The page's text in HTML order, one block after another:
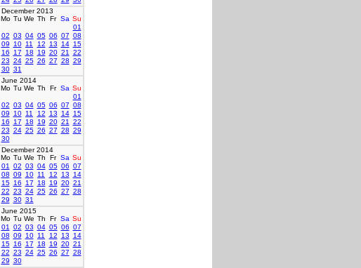
December 2013
Mo Tu We Th Fr Sa Su
01
02 03 04 05 06 07 08
09
10 11 12 13 14 15
16
17 18 19 20 21
22
23 24 25 26 27 28 29
30 31
June 2014
Mo Tu We Th Fr Sa Su
01
02 03 04 05 06 07 08
09
10 11 12 13 14 15
16
17 18 19 20 21
22
23 24 25 26 27 28 29
30
December 2014
Mo Tu We Th Fr Sa Su
01
02 03 04 05 06 07
08 09 10 11 12 13
14
15 16 17 18 19 20 21
22 23 24 25 26 27 28
29 30 31
June 2015
Mo Tu We Th Fr Sa Su
01
02 03 04 05 06 07
08 09 10 11 12 13
14
15 16 17 18 19 20 21
22 23 24 25 26 27 28
29 30